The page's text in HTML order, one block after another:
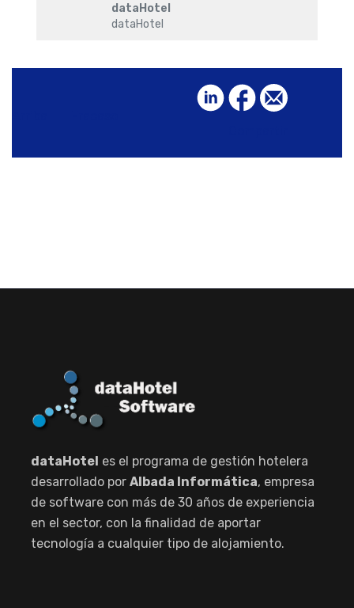
dataHotel
dataHotel
dataHotel es el programa de gestión hotelera
desarrollado por Albada Informática, empresa
de software con más de 30 años de experiencia
en el sector, con la finalidad de aportar
tecnología a cualquier tipo de alojamiento.